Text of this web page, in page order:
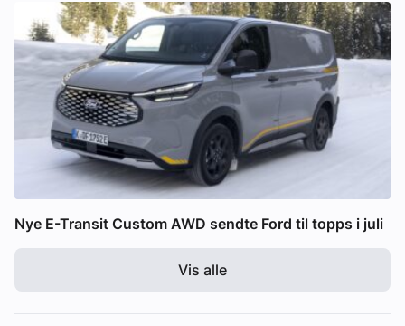
Nye E-Transit Custom AWD sendte Ford til topps i juli
Vis alle